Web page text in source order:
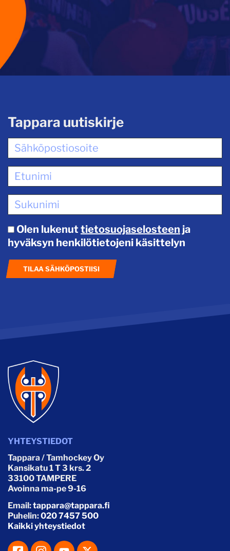
YHTEYSTIEDOT
Tappara / Tamhockey Oy
Kansikatu 1 T 3 krs. 2
33100 TAMPERE
Avoinna ma-pe 9-16
Email:tappara@tappara.fi
Puhelin:020 7457 500
Kaikki yhteystiedot
Tappara uutiskirje
Olen lukenut tietosuojaselosteen ja
hyväksyn henkilötietojeni käsittelyn
TILAA SÄHKÖPOSTIISI